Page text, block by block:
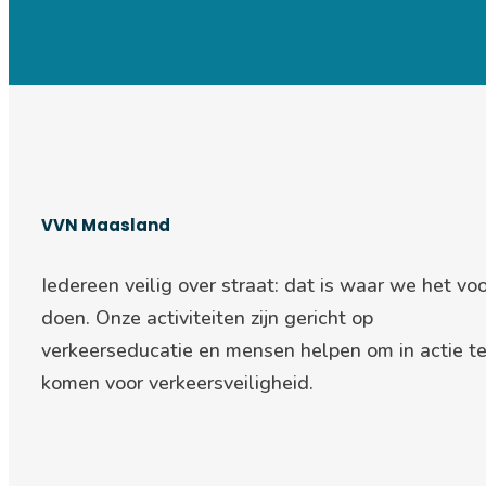
VVN Maasland
Iedereen veilig over straat: dat is waar we het
doen. Onze activiteiten zijn gericht op
verkeerseducatie en mensen helpen om in actie te
komen voor verkeersveiligheid.